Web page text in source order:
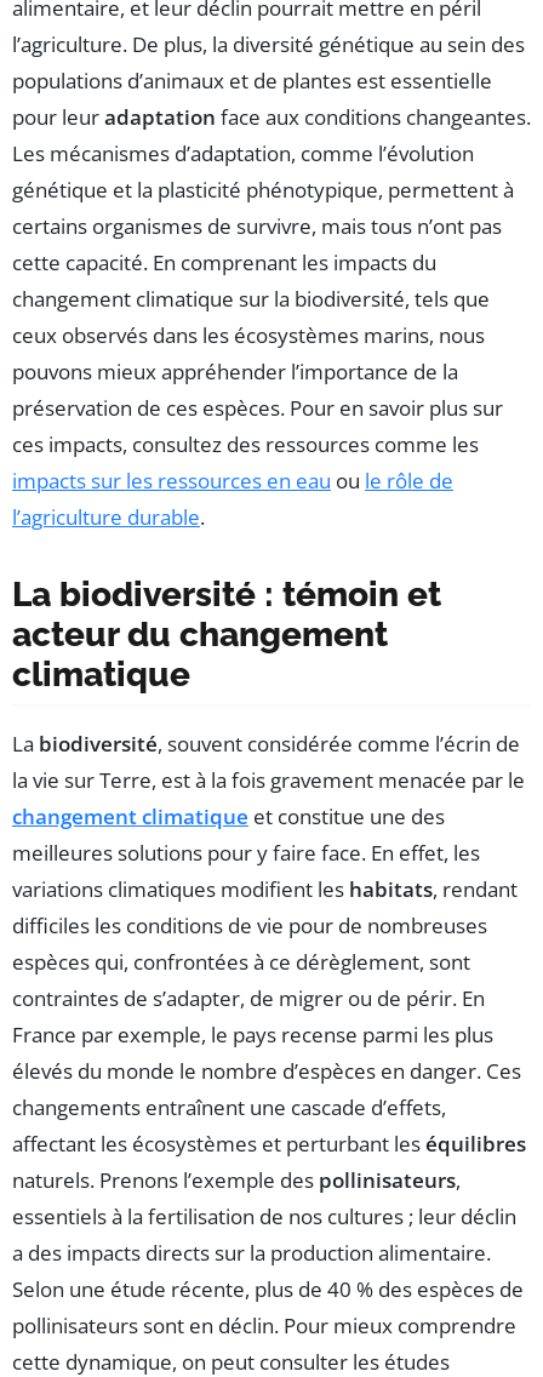
alimentaire, et leur déclin pourrait mettre en péril
l’agriculture. De plus, la diversité génétique au sein des
populations d’animaux et de plantes est essentielle
pour leuradaptation face aux conditions changeantes.
Les mécanismes d’adaptation, comme l’évolution
génétique et la plasticité phénotypique, permettent à
certains organismes de survivre, mais tous n’ont pas
cette capacité. En comprenant les impacts du
changement climatique sur la biodiversité, tels que
ceux observés dans les écosystèmes marins, nous
pouvons mieux appréhender l’importance de la
préservation de ces espèces. Pour en savoir plus sur
ces impacts, consultez des ressources comme les
impacts sur les ressources en eau ou le rôle de
l’agriculture durable.
La biodiversité : témoin et
acteur du changement
climatique
La biodiversité, souvent considérée comme l’écrin de
la vie sur Terre, est à la fois gravement menacée par le
changement climatique et constitue une des
meilleures solutions pour y faire face. En effet, les
variations climatiques modifient les habitats, rendant
difficiles les conditions de vie pour de nombreuses
espèces qui, confrontées à ce dérèglement, sont
contraintes de s’adapter, de migrer ou de périr. En
France par exemple, le pays recense parmi les plus
élevés du monde le nombre d’espèces en danger. Ces
changements entraînent une cascade d’effets,
affectant les écosystèmes et perturbant leséquilibres
naturels. Prenons l’exemple des pollinisateurs,
essentiels à la fertilisation de nos cultures ; leur déclin
a des impacts directs sur la production alimentaire.
Selon une étude récente, plus de 40 % des espèces de
pollinisateurs sont en déclin. Pour mieux comprendre
cette dynamique, on peut consulter les études